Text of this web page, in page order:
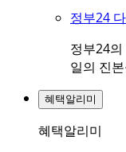
정부24
정부24
일의 진
혜택알리미
혜택알리미